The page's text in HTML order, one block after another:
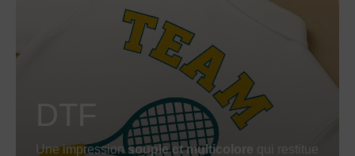
DTF
Une impressionsouple et multicolore qui restitue